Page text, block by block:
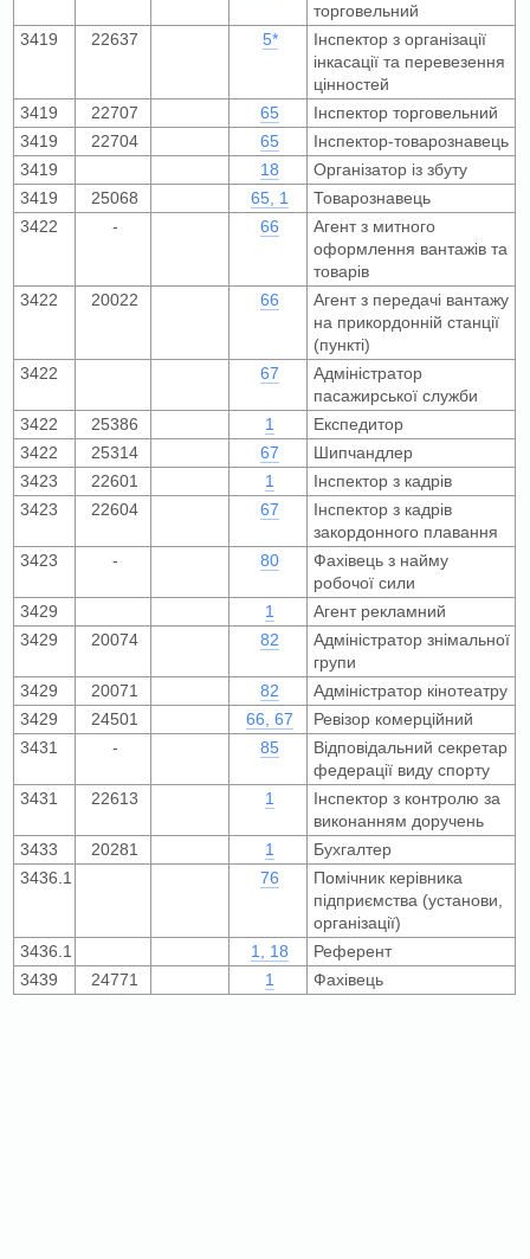
торговельний
3419
22637 5*
Інспектор з організації
інкасації та перевезення
цінностей
3419
22707 65
Інспектор торговельний
3419
22704 65
Інспектор-товарознавець
3419
18
Організатор із збуту
3419
25068 65, 1
Товарознавець
3422
- 66
Агент з митного
оформлення вантажів та
товарів
3422
20022 66
Агент з передачі вантажу
на прикордонній станції
(пункті)
3422
67
Адміністратор
пасажирської служби
3422
25386 1
Експедитор
3422
25314 67
Шипчандлер
3423
22601 1
Інспектор з кадрів
3423
22604 67
Інспектор з кадрів
закордонного плавання
3423
- 80
Фахівець з найму
робочої сили
3429
1
Агент рекламний
3429
20074 82
Адміністратор знімальної
групи
3429
20071 82
Адміністратор кінотеатру
3429
24501 66, 67
Ревізор комерційний
3431
- 85
Відповідальний секретар
федерації виду спорту
3431
22613 1
Інспектор з контролю за
виконанням доручень
3433
20281 1
Бухгалтер
3436.1
76
Помічник керівника
підприємства (установи,
організації)
3436.1
1, 18
Референт
3439
24771 1 Фахівець